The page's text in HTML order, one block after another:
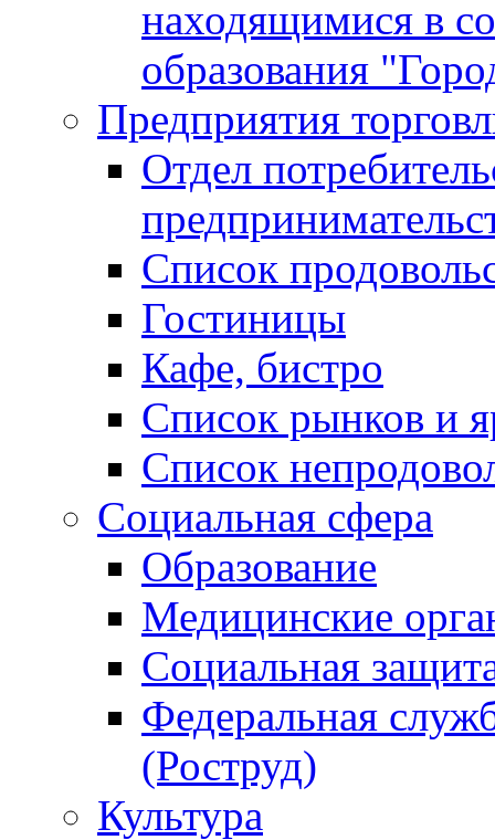
находящимися в
образования
Предприятия
Отдел
Список
Гостиницы
Кафе, бистро
Cписок рынков и
Список
Социальная сфера
Образование
Медицинские
Социальная
Федеральная
(Роструд)
Культура